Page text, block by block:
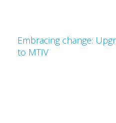
Embracing change:
to MTIV